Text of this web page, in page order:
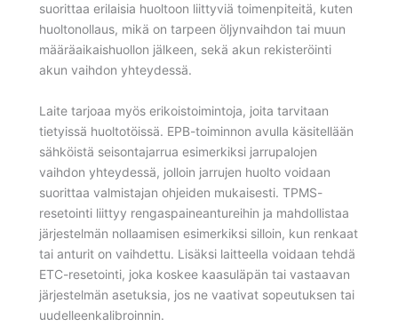
suorittaa erilaisia huoltoon liittyviä toimenpiteitä, kuten
huoltonollaus, mikä on tarpeen öljynvaihdon tai muun
määräaikaishuollon jälkeen, sekä akun rekisteröinti
akun vaihdon yhteydessä.
Laite tarjoaa myös erikoistoimintoja, joita tarvitaan
tietyissä huoltotöissä. EPB-toiminnon avulla käsitellään
sähköistä seisontajarrua esimerkiksi jarrupalojen
vaihdon yhteydessä, jolloin jarrujen huolto voidaan
suorittaa valmistajan ohjeiden mukaisesti. TPMS-
resetointi liittyy rengaspaineantureihin ja mahdollistaa
järjestelmän nollaamisen esimerkiksi silloin, kun renkaat
tai anturit on vaihdettu. Lisäksi laitteella voidaan tehdä
ETC-resetointi, joka koskee kaasuläpän tai vastaavan
järjestelmän asetuksia, jos ne vaativat sopeutuksen tai
uudelleenkalibroinnin.